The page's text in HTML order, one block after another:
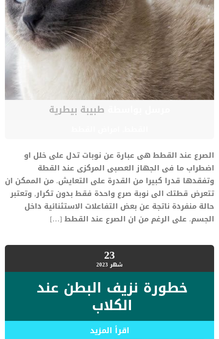
طبيبة بيطرية
الصرع عند القطط هى عبارة عن نوبات تدل على خلل او
اضطراب ما فى الجهاز العصبى المركزى عند القطة
وتفقدها قدرا كبيرا من القدرة على التعايش. من الممكن ان
تتعرض قطتك الى نوبة صرع واحدة فقط بدون تكرار, وتعتبر
حالة منفردة ناتجة عن بعض التفاعلات الاستثنائية داخل
الجسم. على الرغم من ان الصرع عند القطط […]
23شهر 2023
خطورة نزيف البطن عند
الكلاب
اقرأ المزيد